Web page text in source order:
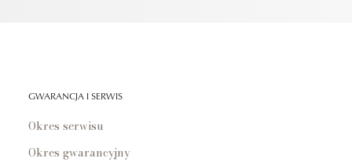
GWARANCJA I SERWIS
Okres serwisu
Okres gwarancyjny